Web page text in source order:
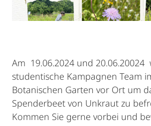
Am 19.06.2024 und 20.06.20024
studentische Kampagnen Team
Botanischen Garten vor Ort um
Spenderbeet von Unkraut zu
Kommen Sie gerne vorbei und